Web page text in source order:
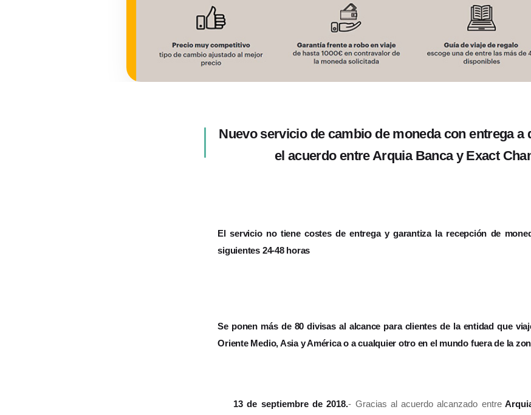
Nuevo servicio de cambio de moneda con entrega a
el acuerdo entre Arquia Banca y Exact
El servicio no tiene costes de entrega y garantiza la recepción de
siguientes 24-48 horas
Se ponen más de 80 divisas al alcance para clientes de la entidad que
Oriente Medio, Asia y América o a cualquier otro en el mundo fuera de la
13 de septiembre de 2018.- Gracias al acuerdo alcanzado entre